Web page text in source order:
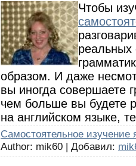
Чтобы
реальных
образом. И даже
вы иногда совершаете
чем больше вы будете
на английском языке,
Cамостоятельное изучение
Author: mik60 | Добавил: